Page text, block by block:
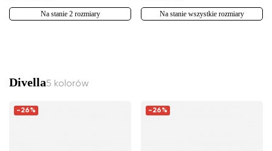
Na stanie 2 rozmiary Na stanie wszystkie rozmiary
Divella5 kolorów
-26% -26%